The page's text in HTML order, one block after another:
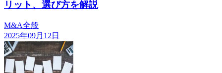
リット、選び方を解説
M&A全般
2025年09月12日